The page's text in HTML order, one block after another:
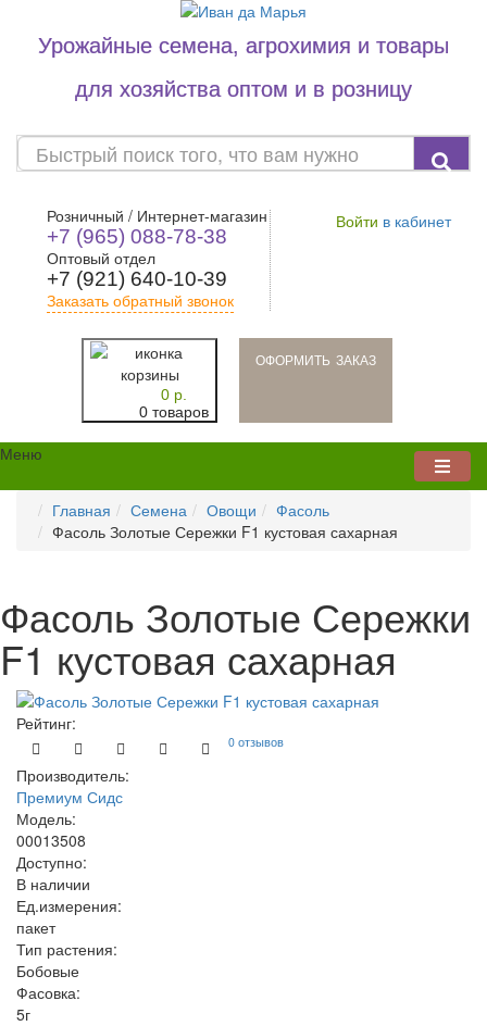
Урожайные семена, агрохимия и товары
для хозяйства оптом и в розницу
Розничный / Интернет-магазин
+7 (965) 088-78-38
Оптовый отдел
+7 (921) 640-10-39
Заказать обратный звонок
Войти в кабинет
oформить заказ
0 р.
0 товаров
Меню
Главная Семена Овощи
Фасоль
Фасоль Золотые Сережки F1 кустовая сахарная
Фасоль Золотые Сережки
F1 кустовая сахарная
Рейтинг:
0 отзывов
Производитель:
Премиум Сидс
Модель:
00013508
Доступно:
В наличии
Ед.измерения:
пакет
Тип растения:
Бобовые
Фасовка:
5г